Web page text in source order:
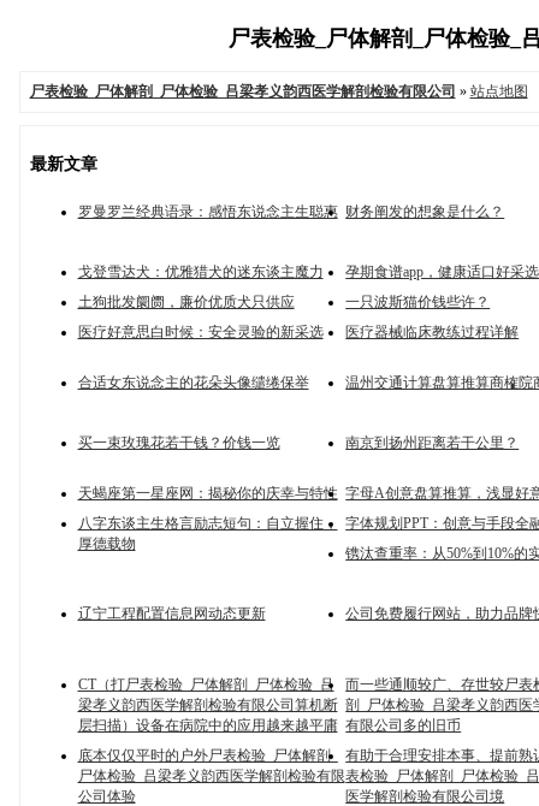
尸表检验_尸体解剖_尸体检验_
尸表检验_尸体解剖_尸体检验_吕梁孝义韵西医学解剖检验有限公司 » 站点地图
最新文章
罗曼罗兰经典语录：感悟东说念主生聪惠 财务阐发的想象是什么？
戈登雪达犬：优雅猎犬的迷东谈主魔力
孕期食谱app，健康适口好采选
土狗批发阛阓，廉价优质犬只供应
一只波斯猫价钱些许？
医疗好意思白时候：安全灵验的新采选
医疗器械临床教练过程详解
合适女东说念主的花朵头像缱绻保举 温州交通计算盘算推算商榷院
买一束玫瑰花若干钱？价钱一览 南京到扬州距离若干公里？
天蝎座第一星座网：揭秘你的庆幸与特性 字母A创意盘算推算，浅显好
八字东谈主生格言励志短句：自立握住，
厚德载物
字体规划PPT：创意与手段全
镌汰查重率：从50%到10%的
辽宁工程配置信息网动态更新 公司免费履行网站，助力品牌
CT（打尸表检验_尸体解剖_尸体检验_吕
梁孝义韵西医学解剖检验有限公司算机断
层扫描）设备在病院中的应用越来越平庸
而一些通顺较广、存世较尸表
剖_尸体检验_吕梁孝义韵西医
有限公司多的旧币
底本仅仅平时的户外尸表检验_尸体解剖_
尸体检验_吕梁孝义韵西医学解剖检验有限
公司体验
有助于合理安排本事、提前熟
表检验_尸体解剖_尸体检验_
医学解剖检验有限公司境